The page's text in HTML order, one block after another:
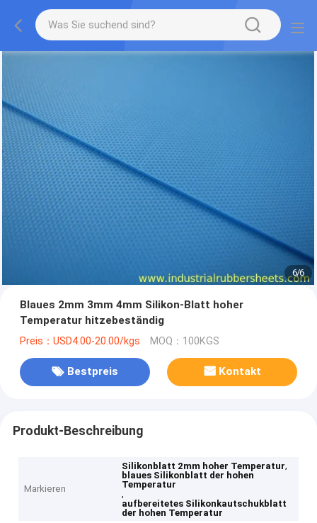
1/6
Blaues 2mm 3mm 4mm Silikon-Blatt hoher
Temperatur hitzebeständig
Preis：USD4.00-20.00/kgs MOQ：100KGS
Bestpreis Kontakt
Produkt-Beschreibung
Markieren
Silikonblatt 2mm hoher Temperatur,
blaues Silikonblatt der hohen
Temperatur
,
aufbereitetes Silikonkautschukblatt
der hohen Temperatur